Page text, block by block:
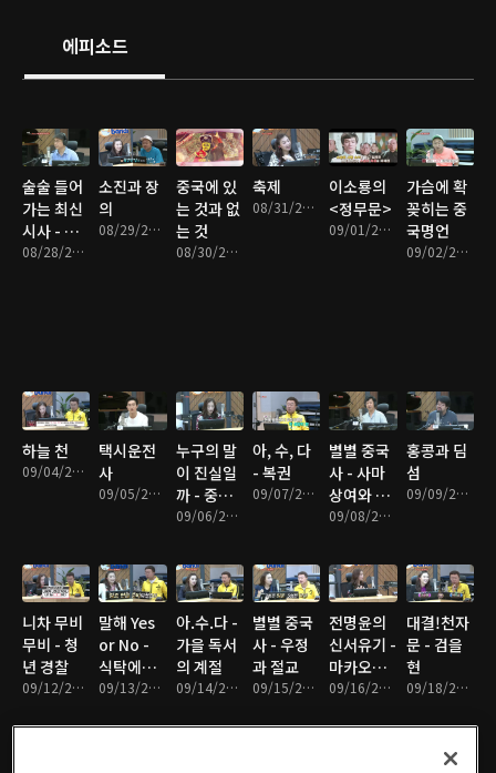
에피소드
술술 들어
가는 최신
시사 - 한
반도에 전
08/28/2017 • 34분
소진과 장
의
08/29/2017 • 35분
중국에 있
는 것과 없
는 것
08/30/2017 • 32분
축제
08/31/2017 • 30분
이소룡의
<정무문>
09/01/2017 • 35분
가슴에 확
꽂히는 중
국명언
09/02/2017 • 37분
하늘 천
09/04/2017 • 33분
택시운전
사
09/05/2017 • 35분
누구의 말
이 진실일
까 - 중국
의 성씨와
09/06/2017 • 35분
아, 수, 다
- 복권
09/07/2017 • 35분
별별 중국
사 - 사마
상여와 탁
문군의 사
09/08/2017 • 35분
홍콩과 딤
섬
09/09/2017 • 29분
니차 무비
무비 - 청
년 경찰
09/12/2017 • 33분
말해 Yes
or No -
식탁에서
의 예절 09/13/2017 • 31분
아.수.다 -
가을 독서
의 계절
09/14/2017 • 35분
별별 중국
사 - 우정
과 절교
09/15/2017 • 33분
전명윤의
신서유기 -
마카오는
작은 '리스
09/16/2017 • 31분
대결!천자
문 - 검을
현
09/18/2017 • 34분